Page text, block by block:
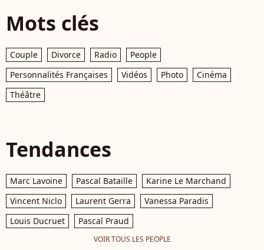
Mots clés
Couple Divorce Radio
People
Personnalités Françaises
Vidéos Photo
Cinéma
Théâtre
Tendances
Marc Lavoine Pascal Bataille
Karine Le Marchand
Vincent Niclo
Laurent Gerra
Vanessa Paradis
Louis Ducruet
Pascal Praud
VOIR TOUS LES PEOPLE